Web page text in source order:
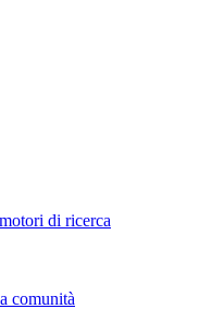
di ricerca
comunità